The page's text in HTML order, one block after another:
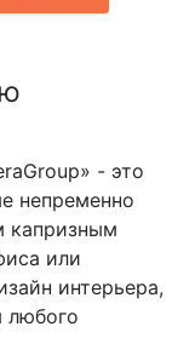
- это
непременно
капризным
или
интерьера,
любого